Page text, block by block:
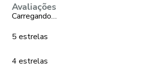
Avaliações
Carregando…
5 estrelas
4 estrelas